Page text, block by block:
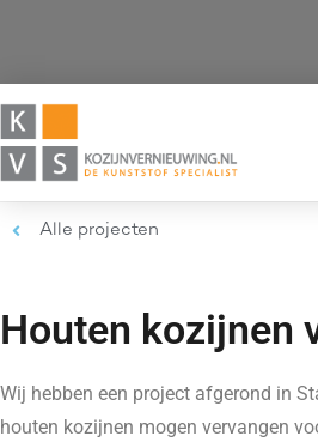
Alle projecten
Houten kozijnen
Wij hebben een project afgerond in
houten kozijnen mogen vervangen